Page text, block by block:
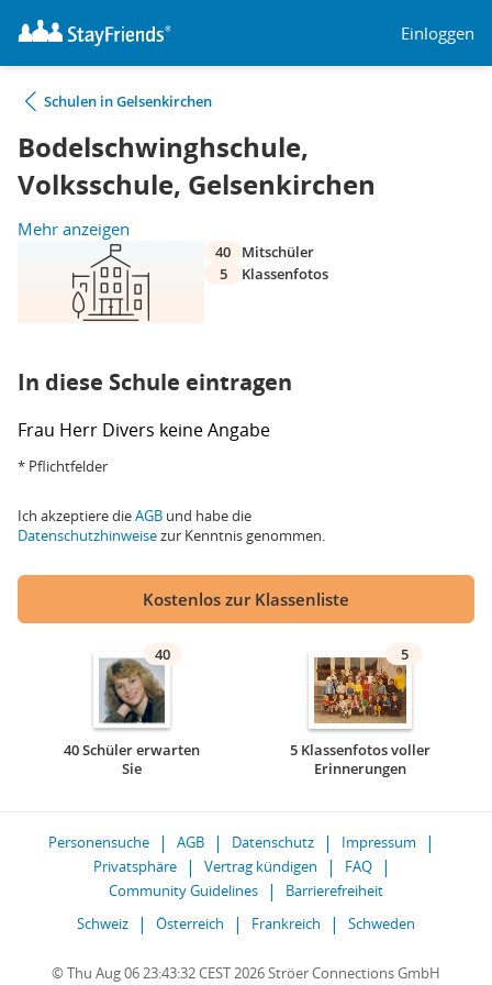
Einloggen
Schulen in Gelsenkirchen
Bodelschwinghschule,
Volksschule, Gelsenkirchen
Mehr anzeigen
40
Mitschüler
5
Klassenfotos
In diese Schule eintragen
Frau Herr Divers keine Angabe
* Pflichtfelder
Ich akzeptiere dieAGB und habe die
Datenschutzhinweisezur Kenntnis genommen.
Kostenlos zur Klassenliste
40
40 Schüler erwarten
Sie
5
5 Klassenfotos voller
Erinnerungen
Personensuche AGB Datenschutz
Impressum
Privatsphäre
Vertrag kündigen
FAQ
Community Guidelines
Barrierefreiheit
Schweiz
Österreich Frankreich Schweden
© Thu Aug 06 23:43:32 CEST 2026 Ströer Connections GmbH